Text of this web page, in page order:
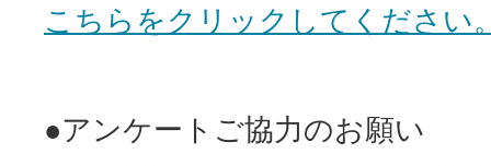
こちらをクリックしてください
●アンケートご協力のお願い